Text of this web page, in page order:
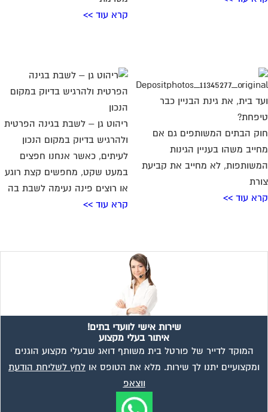
קרא עוד >>
בית, את גינת הבניין כבר
הבתים המשותפים גם אם
משהו בעניין הגינות
לא מחייב את קביעת
עוד >>
ריהוט גן – לשבת בגינה הפרטית
ולהרגיש בדיוק במקום הנכון
לעיתים, כאשר אנחנו חפצים
במעט שקט, מחפשים קצת רוגע
או רוצים פינה נעימה לשבת בה
קרא עוד >>
שירות אישי לוועדי בתים!
איתור בעלי מקצוע
המוקד לדייר של פורטל בית משותף דואג שבעלי מקצוע הוגנים
ומקצועיים יתנו לך שירות. מלא את הטופס אולחץ לשליחת הודעת
ווצאפ